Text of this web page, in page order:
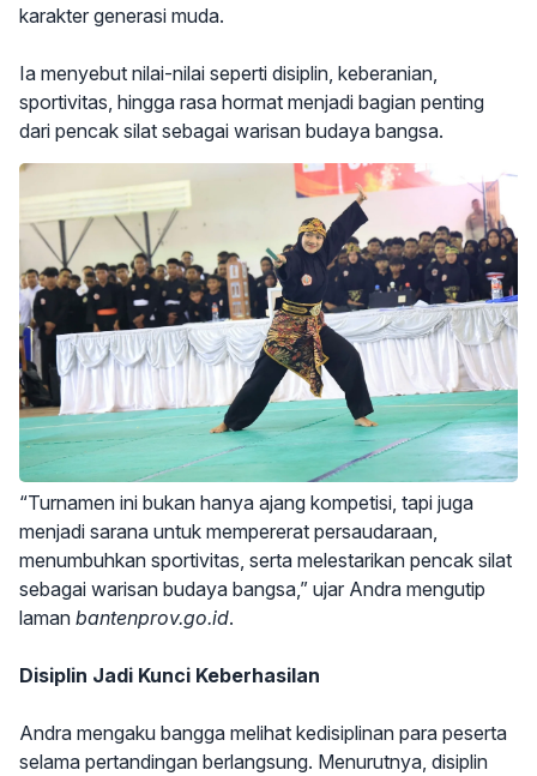
karakter generasi muda.
Ia menyebut nilai-nilai seperti disiplin, keberanian,
sportivitas, hingga rasa hormat menjadi bagian penting
dari pencak silat sebagai warisan budaya bangsa.
“Turnamen ini bukan hanya ajang kompetisi, tapi juga
menjadi sarana untuk mempererat persaudaraan,
menumbuhkan sportivitas, serta melestarikan pencak silat
sebagai warisan budaya bangsa,” ujar Andra mengutip
laman bantenprov.go.id.
Disiplin Jadi Kunci Keberhasilan
Andra mengaku bangga melihat kedisiplinan para peserta
selama pertandingan berlangsung. Menurutnya, disiplin